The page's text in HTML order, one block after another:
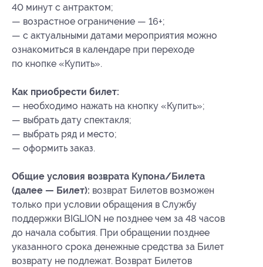
40 минут с антрактом;
— возрастное ограничение — 16+;
— с актуальными датами мероприятия можно
ознакомиться в календаре при переходе
по кнопке «Купить».
Как приобрести билет:
— необходимо нажать на кнопку «Купить»;
— выбрать дату спектакля;
— выбрать ряд и место;
— оформить заказ.
Общие условия возврата Купона/Билета
(далее — Билет): возврат Билетов возможен
только при условии обращения в Службу
поддержки BIGLION не позднее чем за 48 часов
до начала события. При обращении позднее
указанного срока денежные средства за Билет
возврату не подлежат. Возврат Билетов